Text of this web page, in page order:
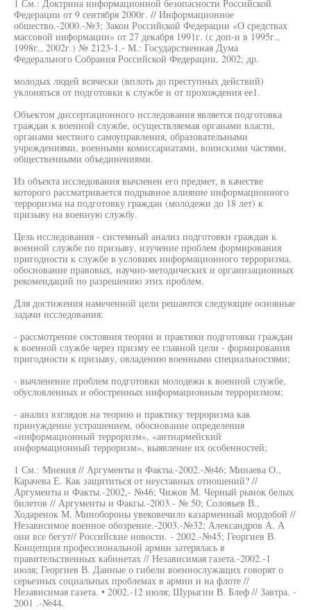
1 См.: Доктрина информационной безопасности Российской
Федерации от 9 сентября 2000г. // Информационное
обшество.-2000.-№3; Закон Российской Федерации «О средствах
массовой информации» от 27 декабря 1991г. (с доп-и в 1995г.,
1998г., 2002г.) № 2123-1.- М.: Государственная Дума
Федерального Собрания Российской Федерации, 2002; др.
молодых людей всячески (вплоть до преступных действий)
уклоняться от подготовки к службе и от прохождения ее1.
Объектом диссертационного исследования является подготовка
граждан к военной службе, осуществляемая органами власти,
органами местного самоуправления, образовательными
учреждениями, военными комиссариатами, воинскими частями,
общественными объединениями.
Из объекта исследования вычленен его предмет, в качестве
которого рассматривается подрывное влияние информационного
терроризма на подготовку граждан (молодежи до 18 лет) к
призыву на военную службу.
Цель исследования - системный анализ подготовки граждан к
военной службе по призыву, изучение проблем формирования
пригодности к службе в условиях информационного терроризма,
обоснование правовых, научно-методических и организационных
рекомендаций по разрешению этих проблем.
Для достижения намеченной цели решаются следующие основные
задачи исследования:
- рассмотрение состояния теории и практики подготовки граждан
к военной службе через призму ее главной цели - формирования
пригодности к призыву, овладению военными специальностями;
- вычленение проблем подготовки молодежи к военной службе,
обусловленных и обостренных информационным терроризмом;
- анализ взглядов на теорию и практику терроризма как
принуждение устрашением, обоснование определения
«информационный терроризм», «антиармейский
информационный терроризм», выявление их особенностей;
1 См.: Мнения // Аргументы и Факты.-2002.-№46; Минаева О.,
Карачева Е. Как защититься от неуставных отношений? //
Аргументы и Факты.-2002,- №46; Чижов М. Черный рынок белых
билетов // Аргументы и Факгы.-2003.- № 50; Соловьев В.,
Ходаренок М. Минобороны увековечило казарменный мордобой //
Независимое военное обозрение.-2003.-№32; Александров А. А
они все бегут// Российские новости. - 2002.-№45; Георгиев В.
Концепция профессиональной армнн затерялась в
правительственных кабинетах // Независимая газета.-2002.-1
июля; Георгиев В. Данные о гибели военнослужащих говорят о
серьезных социальных проблемах в армии и на флоте //
Независимая газета. • 2002.-12 июля; Шурыгин В. Блеф // Завтра. -
2001 .-№44.